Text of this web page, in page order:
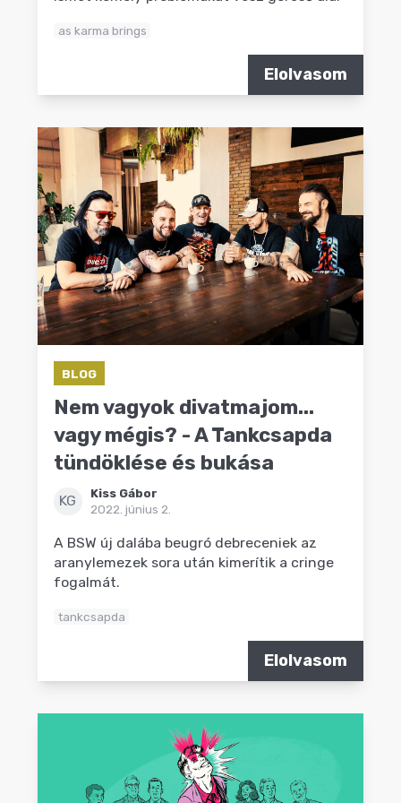
as karma brings
Elolvasom
BLOG
Nem vagyok divatmajom...
vagy mégis? - A Tankcsapda
tündöklése és bukása
KG
Kiss Gábor
2022. június 2.
A BSW új dalába beugró debreceniek az
aranylemezek sora után kimerítik a cringe
fogalmát.
tankcsapda
Elolvasom